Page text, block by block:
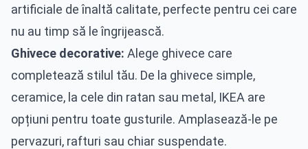
artificiale de înaltă calitate, perfecte pentru cei care
nu au timp să le îngrijească.
Ghivece decorative: Alege ghivece care
completează stilul tău. De la ghivece simple,
ceramice, la cele din ratan sau metal, IKEA are
opțiuni pentru toate gusturile. Amplasează-le pe
pervazuri, rafturi sau chiar suspendate.